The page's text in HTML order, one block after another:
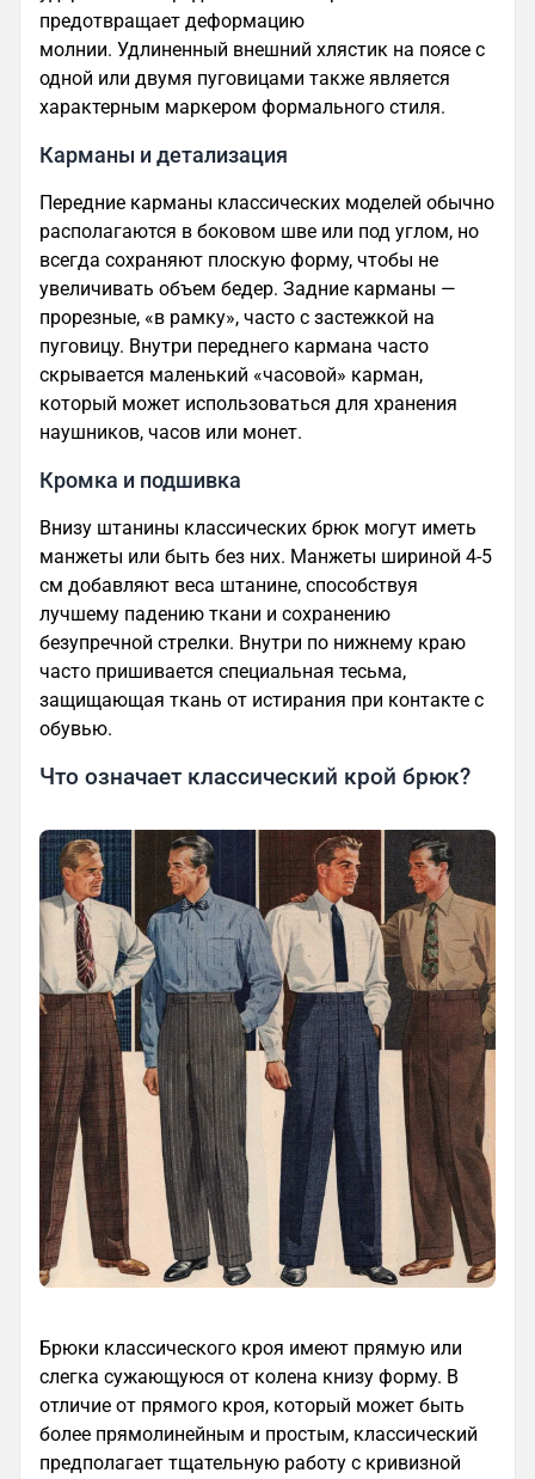
предотвращает деформацию
молнии. Удлиненный внешний хлястик на поясе с
одной или двумя пуговицами также является
характерным маркером формального стиля.
Карманы и детализация
Передние карманы классических моделей обычно
располагаются в боковом шве или под углом, но
всегда сохраняют плоскую форму, чтобы не
увеличивать объем бедер. Задние карманы —
прорезные, «в рамку», часто с застежкой на
пуговицу. Внутри переднего кармана часто
скрывается маленький «часовой» карман,
который может использоваться для хранения
наушников, часов или монет.
Кромка и подшивка
Внизу штанины классических брюк могут иметь
манжеты или быть без них. Манжеты шириной 4-5
см добавляют веса штанине, способствуя
лучшему падению ткани и сохранению
безупречной стрелки. Внутри по нижнему краю
часто пришивается специальная тесьма,
защищающая ткань от истирания при контакте с
обувью.
Что означает классический крой брюк?
Брюки классического кроя имеют прямую или
слегка сужающуюся от колена книзу форму. В
отличие от прямого кроя, который может быть
более прямолинейным и простым, классический
предполагает тщательную работу с кривизной